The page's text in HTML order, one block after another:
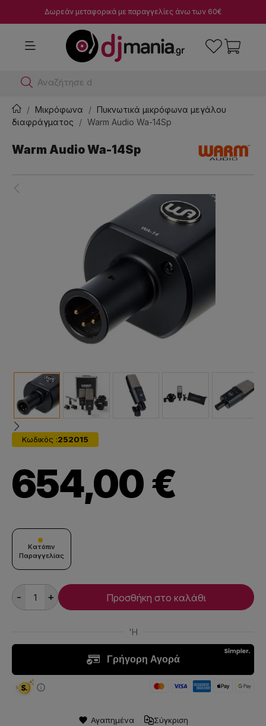
Δωρεάν μεταφορικά με παραγγελίες άνω των 60€
Αναζήτησε dj μίκτε
Μικρόφωνα
Πυκνωτικά μικρόφωνα μεγάλου
διαφράγματος
Warm Audio Wa-14Sp
Warm Audio Wa-14Sp
Κωδικός :252015
654,00 €
Κατόπιν
Παραγγελίας
- + Προσθήκη στο καλάθι
Αγαπημένα Σύγκριση